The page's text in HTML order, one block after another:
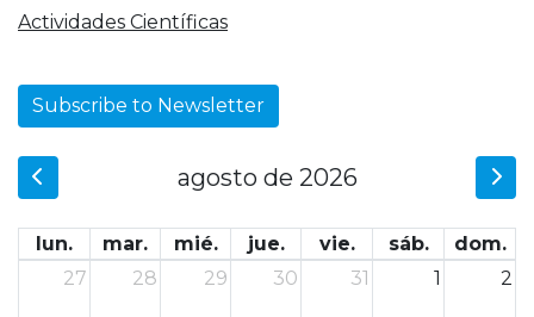
Actividades Científicas
Subscribe to Newsletter
agosto de 2026
lun. mar. mié. jue. vie. sáb.
dom.
27
28 29 30 31 1 2